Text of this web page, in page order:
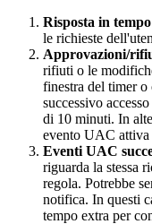
Risposta in tempo
le richieste dell'
Approvazioni/
rifiuti o le
finestra del timer o
successivo accesso
di 10 minuti. In
evento UAC attiva
Eventi UAC
riguarda la stessa
regola. Potrebbe
notifica. In questi
tempo extra per